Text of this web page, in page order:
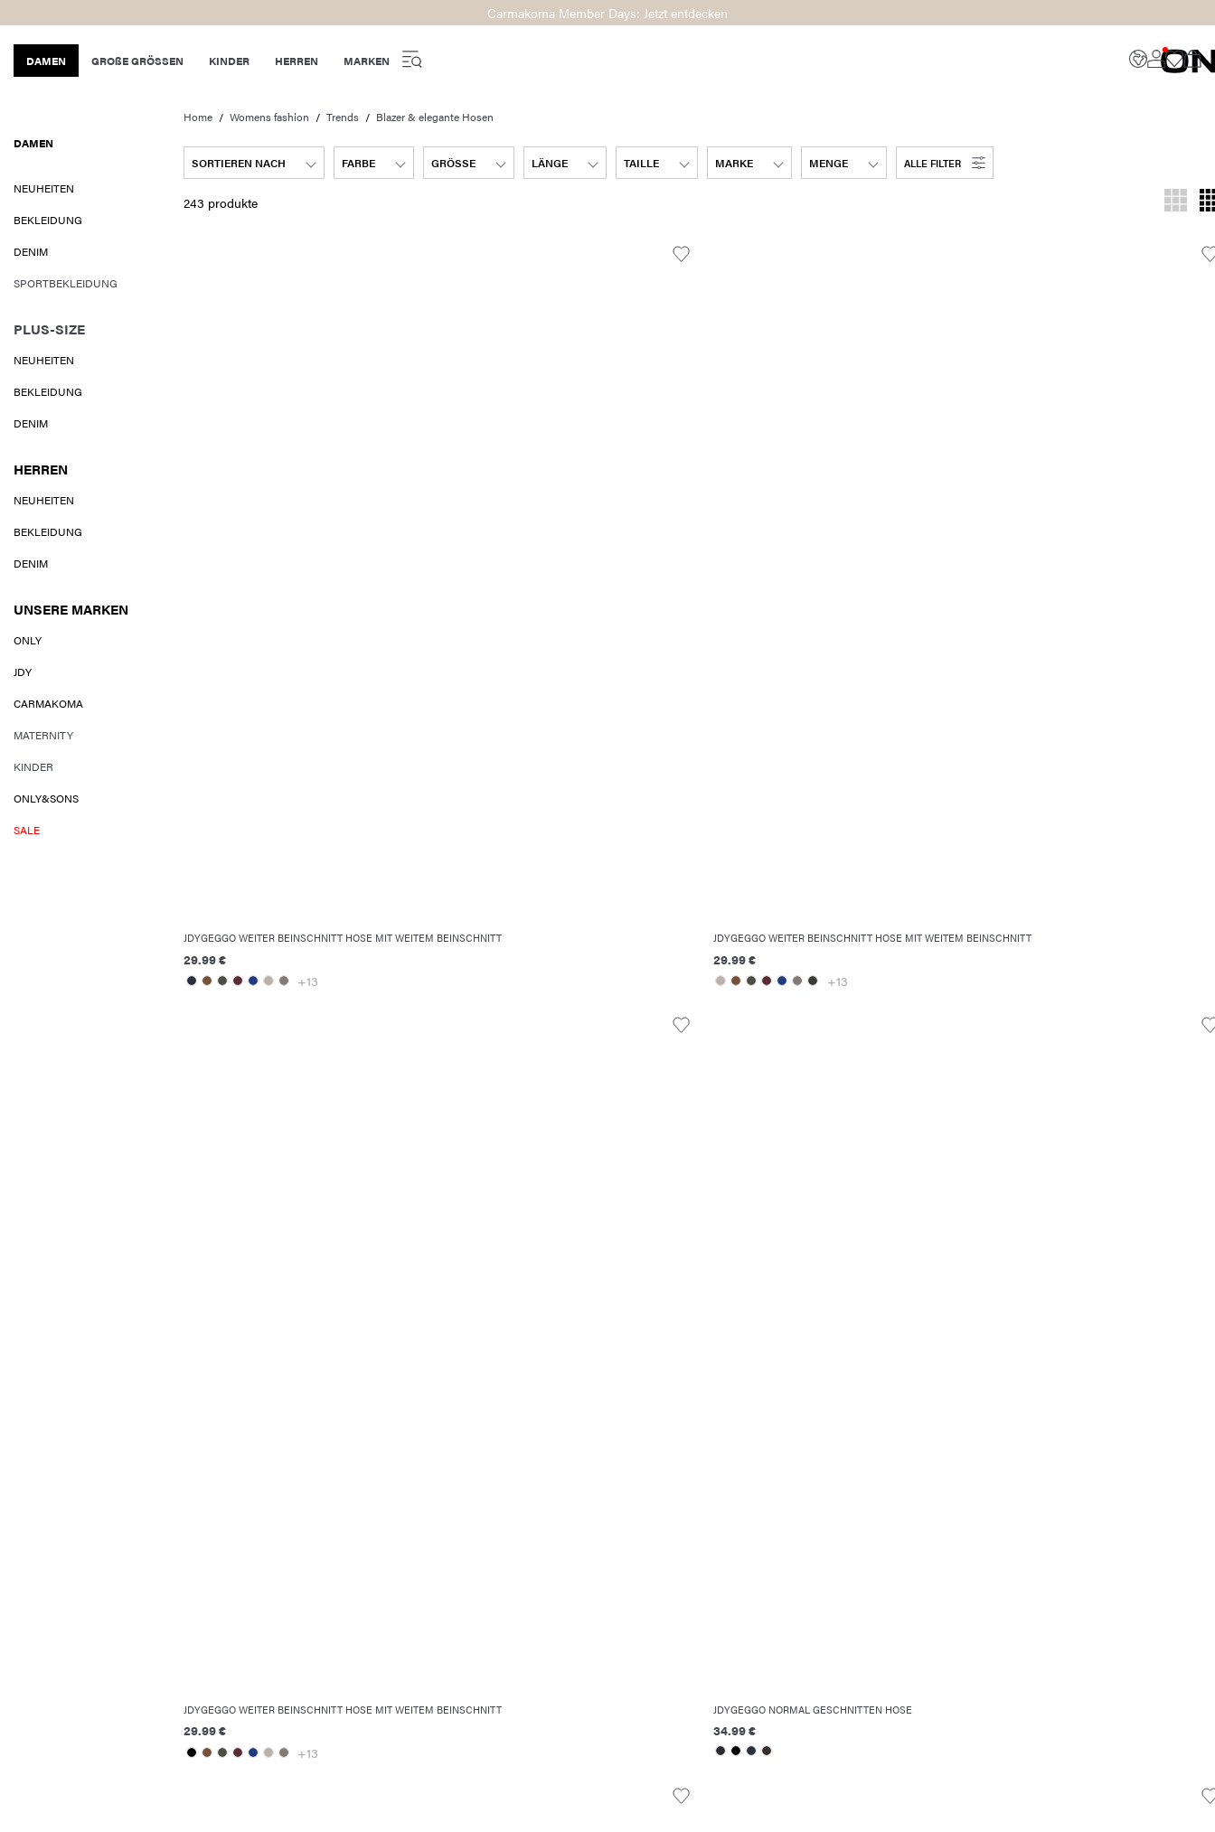
Carmakoma Member Days: Jetzt entdecken
DAMEN GROßE GRÖSSEN KINDER HERREN MARKEN
DAMEN
NEUHEITEN
BEKLEIDUNG
DENIM
SPORTBEKLEIDUNG
PLUS-SIZE
NEUHEITEN
BEKLEIDUNG
DENIM
HERREN
NEUHEITEN
BEKLEIDUNG
DENIM
UNSERE MARKEN
ONLY
JDY
CARMAKOMA
MATERNITY
KINDER
ONLY&SONS
SALE
Home Womens fashion Trends Blazer & elegante Hosen
SORTIEREN NACH FARBE GRÖSSE LÄNGE TAILLE MARKE MENGE ALLE FILTER
243 produkte
JDYGEGGO WEITER BEINSCHNITT HOSE MIT WEITEM BEINSCHNITT
29.99 €
+13
JDYGEGGO WEITER BEINSCHNITT HOSE MIT WEITEM BEINSCHNITT
29.99 €
+13
JDYGEGGO WEITER BEINSCHNITT HOSE MIT WEITEM BEINSCHNITT
29.99 €
+13
JDYGEGGO NORMAL GESCHNITTEN HOSE
34.99 €